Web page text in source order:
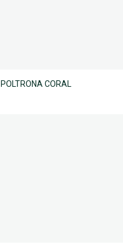
POLTRONA CORAL